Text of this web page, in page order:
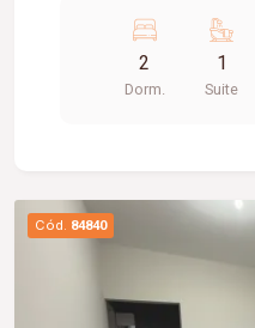
área de serviço, 01
estacionamento.
2
Dorm.
1
Suite
Cód. 84840